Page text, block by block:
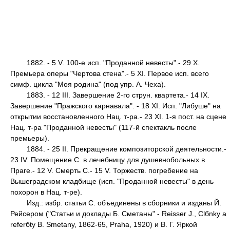
1882. - 5 V. 100-е исп. "Проданной невесты".- 29 X.
Премьера оперы "Чертова стена".- 5 XI. Первое исп. всего
симф. цикла "Моя родина" (под упр. А. Чеха).
1883. - 12 III. Завершение 2-го струн. квартета.- 14 IX.
Завершение "Пражского карнавала". - 18 XI. Исп. "Либуше" на
открытии восстановленного Нац. т-ра.- 23 XI. 1-я пост. на сцене
Нац. т-ра "Проданной невесты" (117-й спектакль после
премьеры).
1884. - 25 II. Прекращение композиторской деятельности.-
23 IV. Помещение С. в лечебницу для душевнобольных в
Праге.- 12 V. Смерть С.- 15 V. Торжеств. погребение на
Вышеградском кладбище (исп. "Проданной невесты" в день
похорон в Нац. т-ре).
Изд.: избр. статьи С. объединены в сборники и изданы Й.
Рейсером ("Статьи и доклады Б. Сметаны" - Reisser J., Clбnky a
referбty B. Smetany, 1862-65, Praha, 1920) и В. Г. Яркой